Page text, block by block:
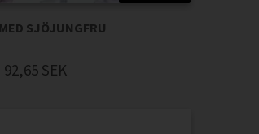
SJÖJUNGFRU
92,65 SEK